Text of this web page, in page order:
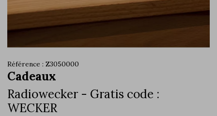
Référence : Z3050000
Cadeaux
Radiowecker - Gratis code :
WECKER